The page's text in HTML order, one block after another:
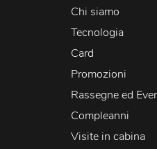
Chi siamo
Tecnologia
Card
Promozioni
Rassegne ed
Compleanni
Visite in cabina